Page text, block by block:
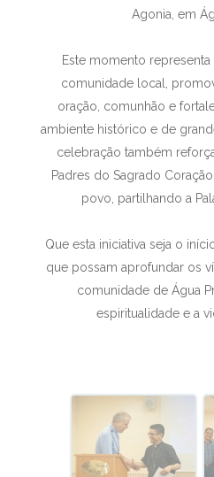
Agonia, em
Este momento
comunidade local,
oração, comunhão e
ambiente histórico e de
celebração também
Padres do Sagrado
povo, partilhando a
Que esta iniciativa seja o
que possam aprofundar os
comunidade de Água
espiritualidade e a